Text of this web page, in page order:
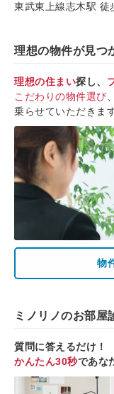
東武東上線志木駅 徒
理想の物件が見つ
理想の住まい探し、
こだわりの物件選び
乗らせていただきます
物
ミノリノのお部屋
質問に答えるだけ！
かんたん30秒であな